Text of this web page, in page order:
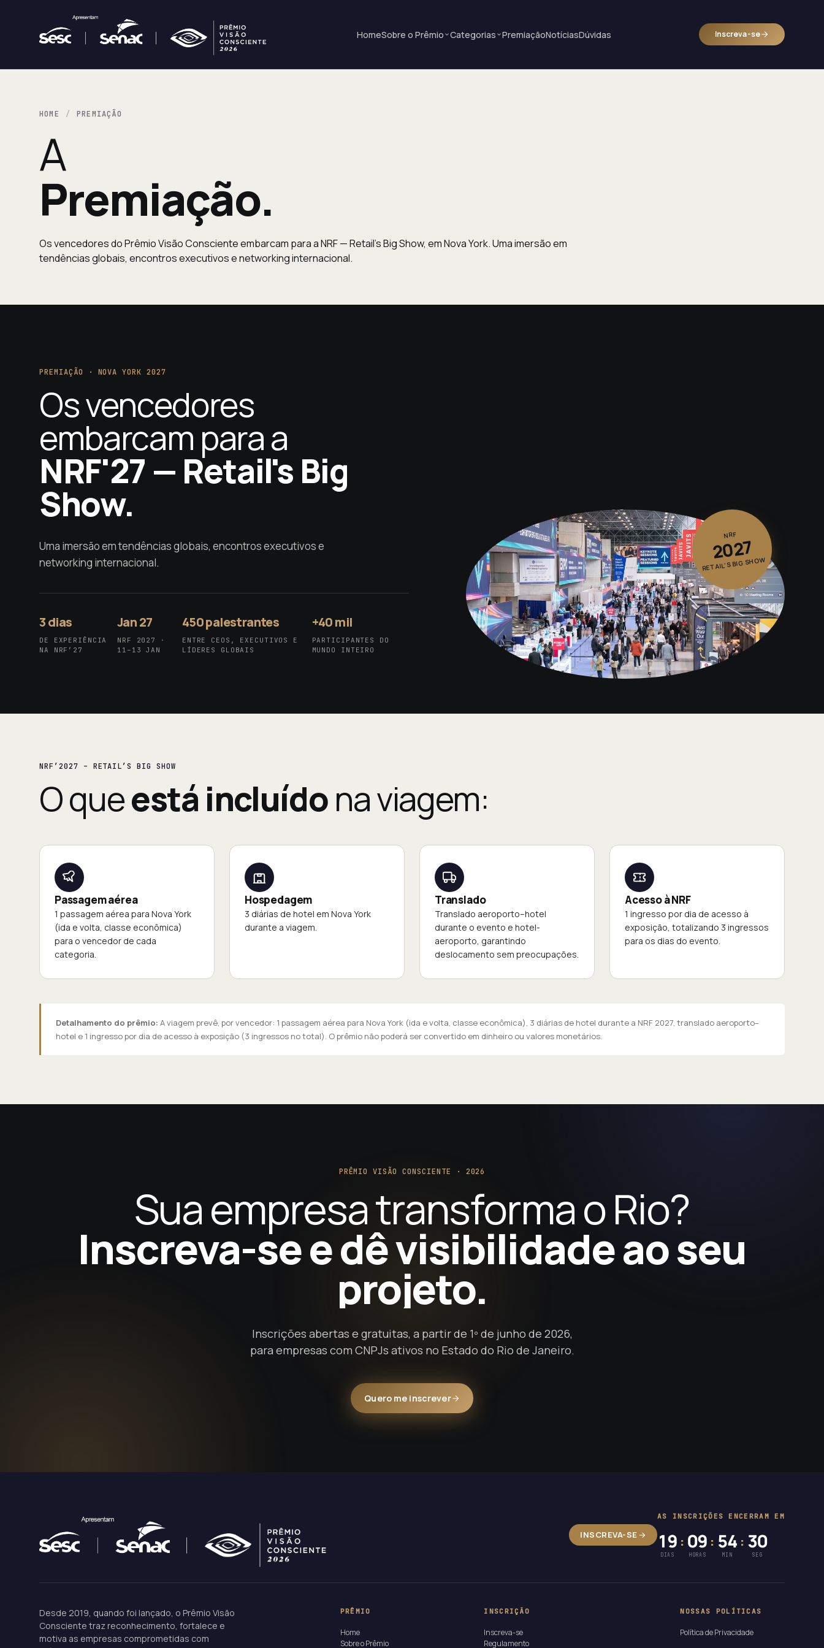
HomeSobre o Prêmio Categorias PremiaçãoNotíciasDúvidas Inscreva-se
HOME PREMIAÇÃO
A
Premiação.
Os vencedores do Prêmio Visão Consciente embarcam para a NRF — Retail's Big Show, em Nova York. Uma imersão em
tendências globais, encontros executivos e networking internacional.
PREMIAÇÃO · NOVA YORK 2027
Os vencedores
embarcam para a
NRF'27 — Retail's Big
Show.
Uma imersão em tendências globais, encontros executivos e
networking internacional.
3 dias
DE EXPERIÊNCIA
NA NRF’27
Jan 27
NRF 2027 ·
11–13 JAN
450 palestrantes
ENTRE CEOS, EXECUTIVOS E
LÍDERES GLOBAIS
+40 mil
PARTICIPANTES DO
MUNDO INTEIRO
NRF
2027
RETAIL'S BIG SHOW
NRF’2027 – RETAIL’S BIG SHOW
O queestá incluídona viagem:
Passagem aérea
1 passagem aérea para Nova York
(ida e volta, classe econômica)
para o vencedor de cada
categoria.
Hospedagem
3 diárias de hotel em Nova York
durante a viagem.
Translado
Translado aeroporto–hotel
durante o evento e hotel-
aeroporto, garantindo
deslocamento sem preocupações.
Acesso à NRF
1 ingresso por dia de acesso à
exposição, totalizando 3 ingressos
para os dias do evento.
Detalhamento do prêmio: A viagem prevê, por vencedor: 1 passagem aérea para Nova York (ida e volta, classe econômica), 3 diárias de hotel durante a NRF 2027, translado aeroporto–
hotel e 1 ingresso por dia de acesso à exposição (3 ingressos no total). O prêmio não poderá ser convertido em dinheiro ou valores monetários.
PRÊMIO VISÃO CONSCIENTE · 2026
Sua empresa transforma o Rio?
Inscreva-se e dê visibilidade ao seu
projeto.
Inscrições abertas e gratuitas, a partir de 1º de junho de 2026,
para empresas com CNPJs ativos no Estado do Rio de Janeiro.
Quero me inscrever
INSCREVA-SE
AS INSCRIÇÕES ENCERRAM EM
19
DIAS
: 09
HORAS
: 54
MIN
: 29
SEG
Desde 2019, quando foi lançado, o Prêmio Visão
Consciente traz reconhecimento, fortalece e
motiva as empresas comprometidas com
PRÊMIO
Home
Sobre o Prêmio
INSCRIÇÃO
Inscreva-se
Regulamento
NOSSAS POLÍTICAS
Política de Privacidade